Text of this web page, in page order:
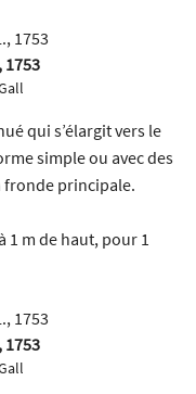
1753
qui s’élargit vers le
simple ou avec des
fronde principale.
1 m de haut, pour 1
1753